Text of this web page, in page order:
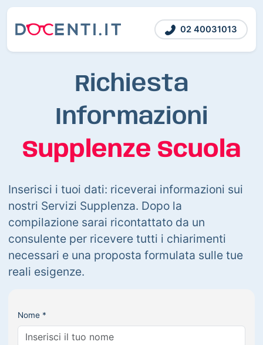
02 40031013
Richiesta
Informazioni
Supplenze Scuola
Inserisci i tuoi dati: riceverai informazioni sui
nostri Servizi Supplenza. Dopo la
compilazione sarai ricontattato da un
consulente per ricevere tutti i chiarimenti
necessari e una proposta formulata sulle tue
reali esigenze.
Nome *